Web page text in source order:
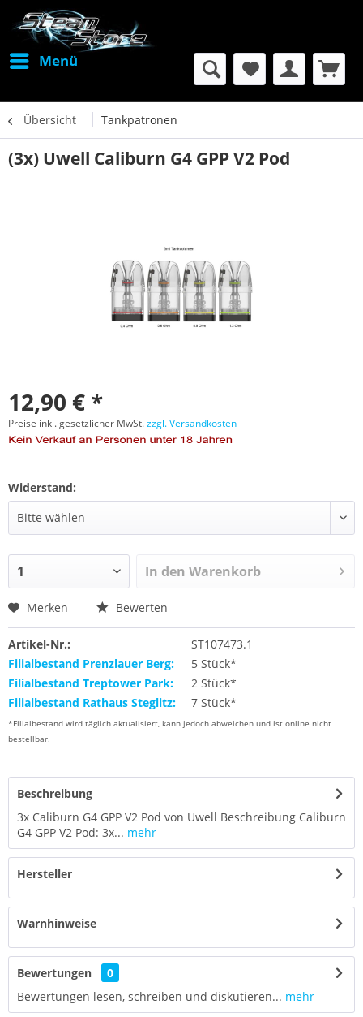
Menü
Übersicht Tankpatronen
(3x) Uwell Caliburn G4 GPP V2 Pod
12,90 € *
Preise inkl. gesetzlicher MwSt.zzgl. Versandkosten
Widerstand:
In den Warenkorb
Merken Bewerten
Artikel-Nr.:
ST107473.1
Filialbestand Prenzlauer Berg:
5 Stück*
Filialbestand Treptower Park:
2 Stück*
Filialbestand Rathaus Steglitz:
7 Stück*
*Filialbestand wird täglich aktualisiert, kann jedoch abweichen und ist online nicht
bestellbar.
Beschreibung
3x Caliburn G4 GPP V2 Pod von Uwell Beschreibung Caliburn
G4 GPP V2 Pod: 3x... mehr
Hersteller
Warnhinweise
Bewertungen
0
Bewertungen lesen, schreiben und diskutieren... mehr